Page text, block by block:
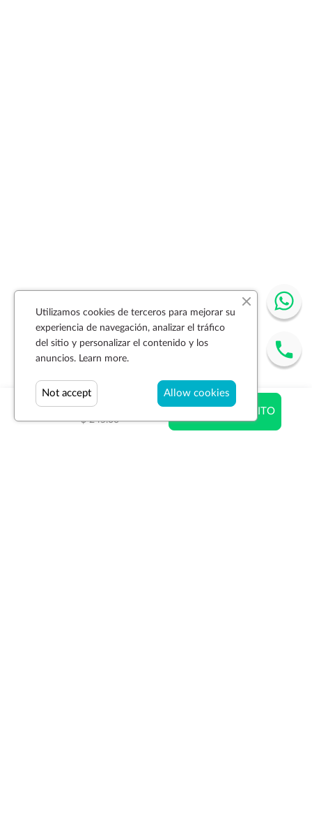
$ 245.00
$ 245.00
AÑADIR AL CARRITO
Utilizamos cookies de terceros para mejorar su
experiencia de navegación, analizar el tráfico
del sitio y personalizar el contenido y los
anuncios. Learn more.
Allow cookies
Not accept